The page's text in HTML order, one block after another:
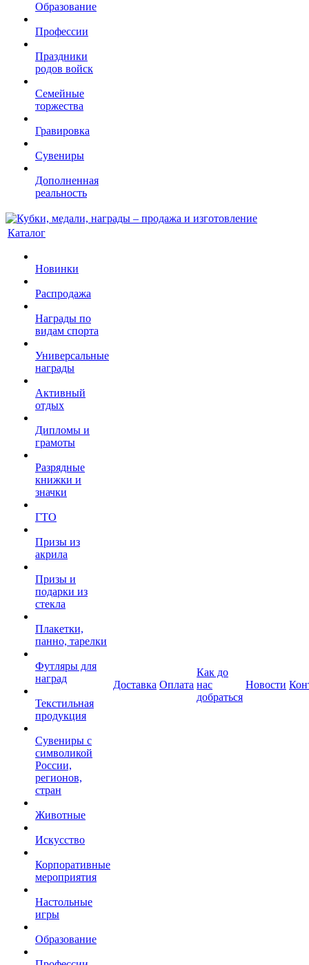
Образование
Профессии
Праздники
родов войск
Семейные
торжества
Гравировка
Сувениры
Дополненная
реальность
Каталог
Новинки
Распродажа
Награды по
видам спорта
Универсальные
награды
Активный
отдых
Дипломы и
грамоты
Разрядные
книжки и
значки
ГТО
Призы из
акрила
Призы и
подарки из
стекла
Плакетки,
панно, тарелки
Футляры для
наград
Текстильная
продукция
Сувениры с
символикой
России,
регионов,
стран
Животные
Искусство
Корпоративные
мероприятия
Настольные
игры
Образование
Доставка Оплата
Как до
нас
добраться
Новости